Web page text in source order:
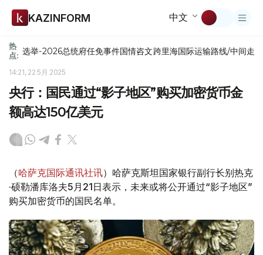
KAZINFORM 中文
热
点: 选举-2026总统府任免事件国情咨文跨里海国际运输路线/中间走廊
14:21, 22 5月 2025
央行：国民通过“影子地区”购买加密货币金
额高达150亿美元
（哈萨克国际通讯社讯）哈萨克斯坦国家银行副行长别热克
·硕勒潘库洛夫5月21日表示，未来或将公开通过“影子地区”
购买加密货币的国民名单。